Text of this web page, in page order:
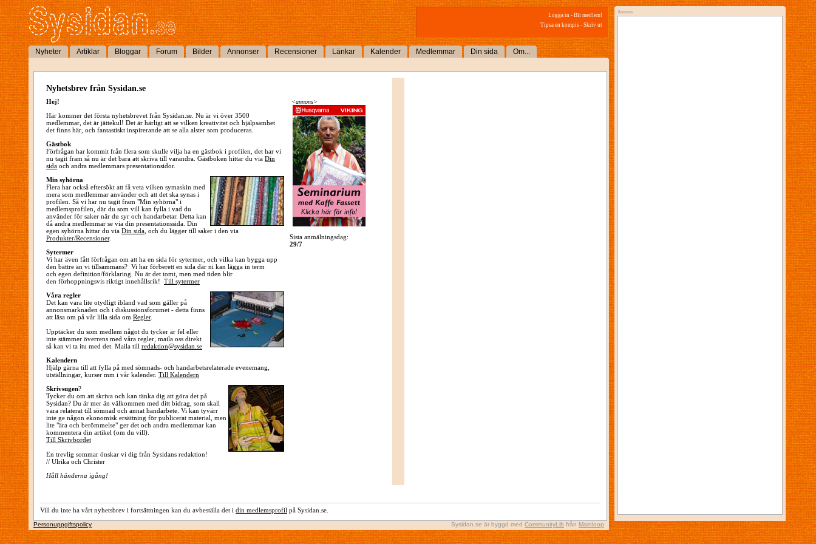
Logga in - Bli medlem!
Tipsa en kompis - Skriv ut
Nyheter Artiklar Bloggar Forum Bilder Annonser Recensioner Länkar Kalender Medlemmar Din sida Om...
Nyhetsbrev från Sysidan.se
Hej!
Här kommer det första nyhetsbrevet från Sysidan.se. Nu är vi över 3500
medlemmar, det är jättekul! Det är härligt att se vilken kreativitet och hjälpsamhet
det finns här, och fantastiskt inspirerande att se alla alster som produceras.
Gästbok
Förfrågan har kommit från flera som skulle vilja ha en gästbok i profilen, det har vi
nu tagit fram så nu är det bara att skriva till varandra. Gästboken hittar du via Din
sida och andra medlemmars presentationsidor.
Min syhörna
Flera har också eftersökt att få veta vilken symaskin med
mera som medlemmar använder och att det ska synas i
profilen. Så vi har nu tagit fram "Min syhörna" i
medlemsprofilen, där du som vill kan fylla i vad du
använder för saker när du syr och handarbetar. Detta kan
då andra medlemmar se via din presentationssida. Din
egen syhörna hittar du via Din sida , och du lägger till saker i den via
Produkter/Recensioner.
Sytermer
Vi har även fått förfrågan om att ha en sida för sytermer, och vilka kan bygga upp
den bättre än vi tillsammans? Vi har förberett en sida där ni kan lägga in term
och egen definition/förklaring. Nu är det tomt, men med tiden blir
den förhoppningsvis riktigt innehållsrik! Till sytermer
Våra regler
Det kan vara lite otydligt ibland vad som gäller på
annonsmarknaden och i diskussionsforumet - detta finns
att läsa om på vår lilla sida om Regler.
Upptäcker du som medlem något du tycker är fel eller
inte stämmer överrens med våra regler, maila oss direkt
så kan vi ta itu med det. Maila till redaktion@sysidan.se
Kalendern
Hjälp gärna till att fylla på med sömnads- och handarbetsrelaterade evenemang,
utställningar, kurser mm i vår kalender. Till Kalendern
Skrivsugen?
Tycker du om att skriva och kan tänka dig att göra det på
Sysidan? Du är mer än välkommen med ditt bidrag, som skall
vara relaterat till sömnad och annat handarbete. Vi kan tyvärr
inte ge någon ekonomisk ersättning för publicerat material, men
lite "ära och berömmelse" ger det och andra medlemmar kan
kommentera din artikel (om du vill).
Till Skrivbordet
En trevlig sommar önskar vi dig från Sysidans redaktion!
// Ulrika och Christer
Håll händerna igång!
<annons>
Sista anmälningsdag:
29/7
Vill du inte ha vårt nyhetsbrev i fortsättningen kan du avbeställa det i din medlemsprofil på Sysidan.se.
Sysidan.se är byggd med CommunityLib från Mainloop
Personuppgiftspolicy
Annons